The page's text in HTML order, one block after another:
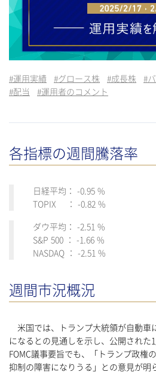
#運用実績 #グロース株 #成長株 #
#配当 #運用者のコメント
各指標の週間騰落率
日経平均： -0.95 %
TOPIX ： -0.82 %
ダウ平均： -2.51 %
S&P 500 ： -1.66 %
NASDAQ ： -2.51 %
週間市況概況
米国では、トランプ大統領が自動車
になるとの見通しを示し、公開された
FOMC議事要旨でも、「トランプ政権
抑制の障害になりうる」との意見が明